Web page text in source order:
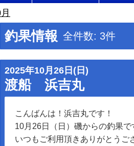
釣果情報 全件数: 3件
2025年10月26日(日)
渡船 浜吉丸
こんばんは！浜吉丸です！
10月26日（日）磯からの釣果で
いつもご利用頂きありがとうご